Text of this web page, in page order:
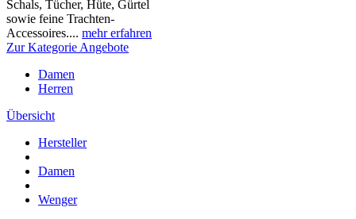
Schals, Tücher, Hüte, Gürtel
sowie feine Trachten-
Accessoires.... mehr erfahren
Zur Kategorie Angebote
Damen
Herren
Übersicht
Hersteller
Damen
Wenger